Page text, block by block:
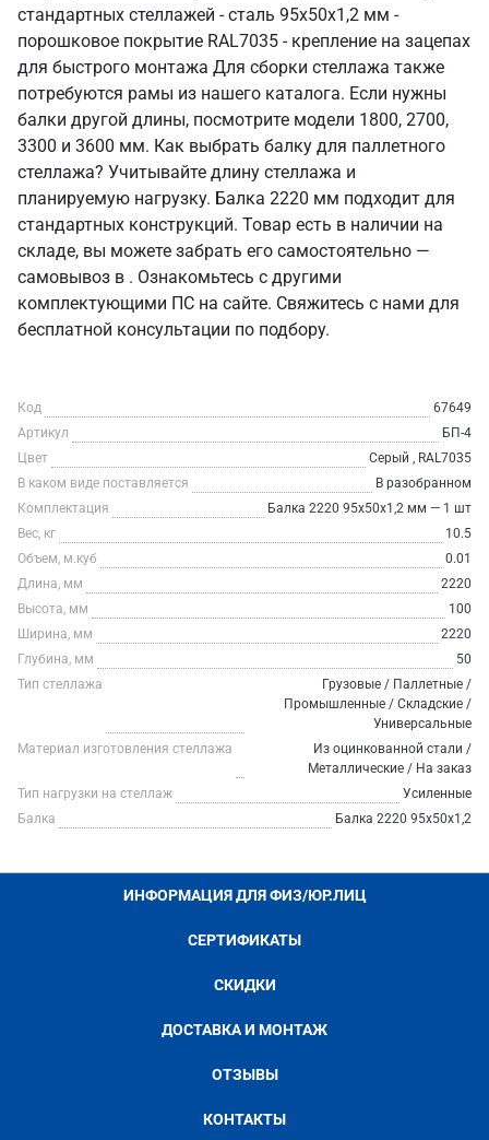
стандартных стеллажей - сталь 95х50х1,2 мм -
порошковое покрытие RAL7035 - крепление на зацепах
для быстрого монтажа Для сборки стеллажа также
потребуются рамы из нашего каталога. Если нужны
балки другой длины, посмотрите модели 1800, 2700,
3300 и 3600 мм. Как выбрать балку для паллетного
стеллажа? Учитывайте длину стеллажа и
планируемую нагрузку. Балка 2220 мм подходит для
стандартных конструкций. Товар есть в наличии на
складе, вы можете забрать его самостоятельно —
самовывоз в . Ознакомьтесь с другими
комплектующими ПС на сайте. Свяжитесь с нами для
бесплатной консультации по подбору.
Код
67649
Артикул
БП-4
Цвет
Серый , RAL7035
В каком виде поставляется
В разобранном
Комплектация
Балка 2220 95х50х1,2 мм — 1 шт
Вес, кг
10.5
Объем, м.куб
0.01
Длина, мм
2220
Высота, мм
100
Ширина, мм
2220
Глубина, мм
50
Тип стеллажа
Грузовые / Паллетные /
Промышленные / Складские /
Универсальные
Материал изготовления стеллажа
Из оцинкованной стали /
Металлические / На заказ
Тип нагрузки на стеллаж
Усиленные
Балка
Балка 2220 95х50х1,2
ИНФОРМАЦИЯ ДЛЯ ФИЗ/ЮР.ЛИЦ
СЕРТИФИКАТЫ
СКИДКИ
ДОСТАВКА И МОНТАЖ
ОТЗЫВЫ
КОНТАКТЫ